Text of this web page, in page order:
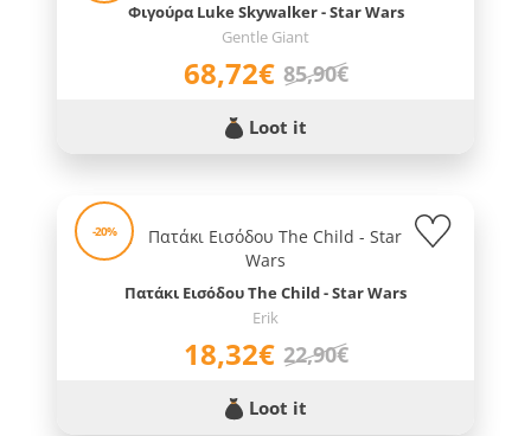
Φιγούρα Luke Skywalker - Star Wars
Gentle Giant
68,72€ 85,90€
Loot it
-20%
Πατάκι Εισόδου The Child - Star Wars
Erik
18,32€ 22,90€
Loot it